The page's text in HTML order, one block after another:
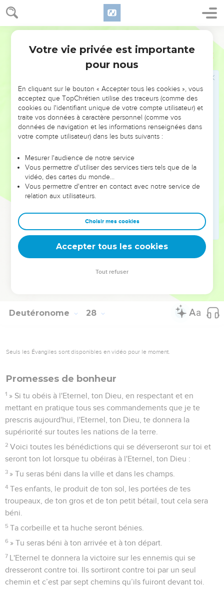
Deutéronome 27
17 » ‘Maudit soit celui qui déplace les bornes de son
prochain !’Et tout le peuple dira : ‘Amen !’
chemin !’Et tout le peuple dira : ‘Amen !’
» ‘Maudit soit celui qui porte atteinte au droit de l'étranger,
de l'orphelin et de la veuve !’Et tout le peuple dira : ‘Amen !’
» ‘Maudit soit celui qui couche avec la femme de son
père, car il soulève la couverture de son père !’Et tout le
peuple dira : ‘Amen !’
» ‘Maudit soit celui qui couche avec une bête, quelle
» ‘Maudit soit celui qui couche avec sa sœur, la fille de son
père ou de sa mère !’Et tout le peuple dira : ‘Amen !’
» ‘Maudit soit celui qui couche avec sa belle-mère !’Et tout
le peuple dira : ‘Amen !’
» ‘Maudit soit celui qui frappe son prochain en secret !’Et
tout le peuple dira : ‘Amen !’
» ‘Maudit soit celui qui accepte un pot-de-vin pour verser
le sang d’un innocent !’Et tout le peuple dira : ‘Amen !’
» *‘Maudit soit celui qui ne ratifie pas les paroles de cette
Deutéronome 28
Seuls les Évangiles sont disponibles en vidéo pour le moment.
Promesses de bonheur
1 » Si tu obéis à l'Eternel, ton Dieu, en respectant et en
mettant en pratique tous ses commandements que je te
prescris aujourd'hui, l'Eternel, ton Dieu, te donnera la
supériorité sur toutes les nations de la terre.
2 Voici toutes les bénédictions qui se déverseront sur toi et
seront ton lot lorsque tu obéiras à l'Eternel, ton Dieu :
3 » Tu seras béni dans la ville et dans les champs.
4 Tes enfants, le produit de ton sol, les portées de tes
troupeaux, de ton gros et de ton petit bétail, tout cela sera
béni.
5 Ta corbeille et ta huche seront bénies.
6 » Tu seras béni à ton arrivée et à ton départ.
7 L'Eternel te donnera la victoire sur les ennemis qui se
dresseront contre toi. Ils sortiront contre toi par un seul
chemin et c’est par sept chemins qu’ils fuiront devant toi.
Votre vie privée est importante
pour nous
En cliquant sur le bouton « Accepter tous les cookies », vous
acceptez que TopChrétien utilise des traceurs (comme des
cookies ou l'identifiant unique de votre compte utilisateur) et
traite vos données à caractère personnel (comme vos
données de navigation et les informations renseignées dans
votre compte utilisateur) dans les buts suivants :
Mesurer l'audience de notre service
Vous permettre d'utiliser des services tiers tels que de la
vidéo, des cartes du monde…
Vous permettre d'entrer en contact avec notre service de
relation aux utilisateurs.
Choisir mes cookies
Accepter tous les cookies
Tout refuser